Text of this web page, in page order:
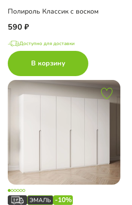
Полироль Классик с воском
590
Доступно для доставки
В корзину
-10%